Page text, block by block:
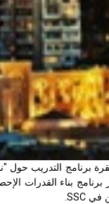
في SSC
.